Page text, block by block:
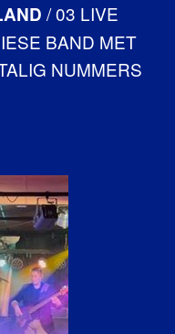
/ 03 LIVE
BAND MET
NUMMERS